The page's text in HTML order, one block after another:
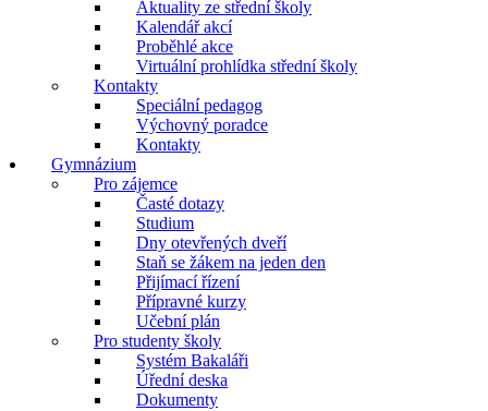
Aktuality ze střední školy
Kalendář akcí
Proběhlé akce
Virtuální prohlídka střední školy
Kontakty
Speciální pedagog
Výchovný poradce
Kontakty
Gymnázium
Pro zájemce
Časté dotazy
Studium
Dny otevřených dveří
Staň se žákem na jeden den
Přijímací řízení
Přípravné kurzy
Učební plán
Pro studenty školy
Systém Bakaláři
Úřední deska
Dokumenty